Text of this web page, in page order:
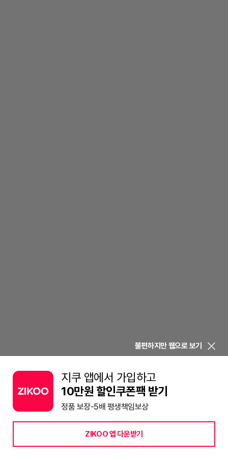
불편하지만 웹으로 보기
지쿠 앱에서 가입하고
10만원 할인쿠폰팩 받기
정품 보장-5배 평생책임보상
ZIKOO 앱 다운받기